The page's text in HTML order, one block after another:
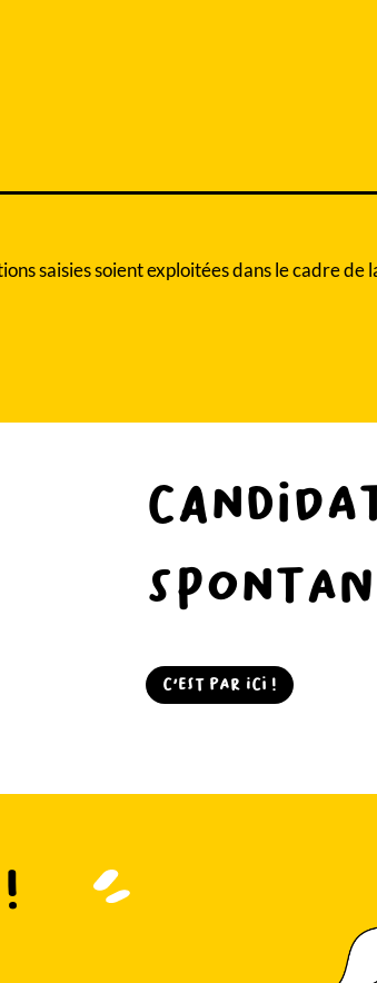
saisies soient exploitées dans le cadre de
C'est par ici !
!